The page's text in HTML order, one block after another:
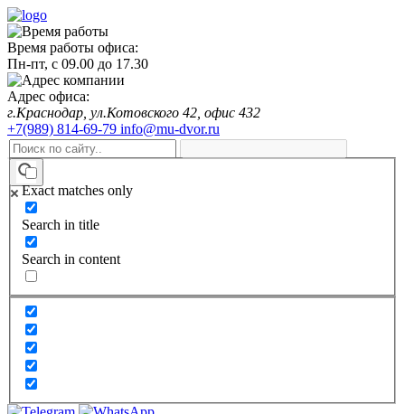
Время работы офиса:
Пн-пт, с 09.00 до 17.30
Адрес офиса:
г.Краснодар, ул.Котовского 42, офис 432
+7(989) 814-69-79 info@mu-dvor.ru
Exact matches only
Search in title
Search in content